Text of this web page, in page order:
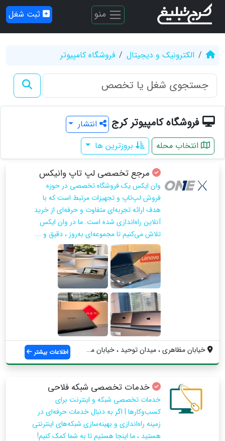
منو ثبت شغل
الکترونیک و دیجیتال فروشگاه کامپیوتر
فروشگاه کامپیوتر کرج
انتشار
انتخاب محله
بروزترین ها
مرجع تخصصی لپ تاپ وانیکس
وان ایکس یک فروشگاه تخصصی در حوزه
فروش لپ‌تاپ و تجهیزات مرتبط است که با
هدف ارائه تجربه‌ای متفاوت و حرفه‌ای از خرید
آنلاین راه‌اندازی شده است. ما در وان ایکس
تلاش می‌کنیم تا مجموعه‌ای به‌روز ، دقیق و ...
خیابان مظاهری ، میدان توحید ، خیابان مظا... اطلاعات بیشتر
خدمات تخصصی شبکه فلاحی
خدمات تخصصی شبکه و اینترنت برای
کسب‌وکارها | اگر به دنبال خدمات حرفه‌ای در
زمینه راه‌اندازی و بهینه‌سازی شبکه‌های اینترنتی
هستید ، ما اینجا هستیم تا به شما کمک کنیم!